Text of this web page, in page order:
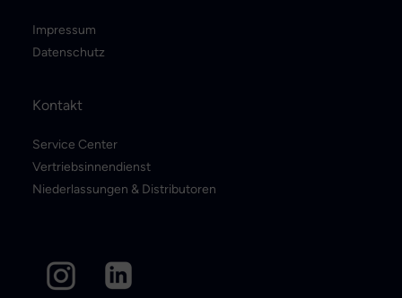
Impressum
Datenschutz
Kontakt
Service Center
Vertriebsinnendienst
Niederlassungen & Distributoren